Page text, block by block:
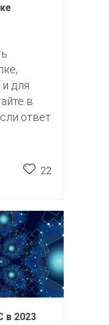
для
в
ответ
22
в 2023